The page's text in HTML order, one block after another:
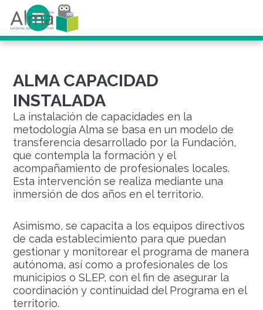
ALMA CAPACIDAD
INSTALADA
La instalación de capacidades en la
metodología Alma se basa en un modelo de
transferencia desarrollado por la Fundación,
que contempla la formación y el
acompañamiento de profesionales locales.
Esta intervención se realiza mediante una
inmersión de dos años en el territorio.
Asimismo, se capacita a los equipos directivos
de cada establecimiento para que puedan
gestionar y monitorear el programa de manera
autónoma, así como a profesionales de los
municipios o SLEP, con el fin de asegurar la
coordinación y continuidad del Programa en el
territorio.